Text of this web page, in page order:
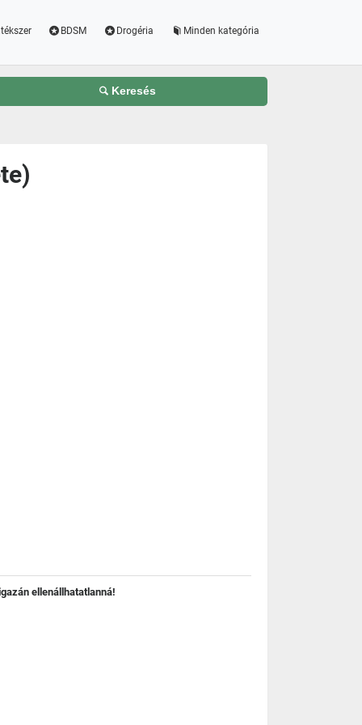
BDSM Drogéria Minden kategória
Keresés
ellenállhatatlanná!